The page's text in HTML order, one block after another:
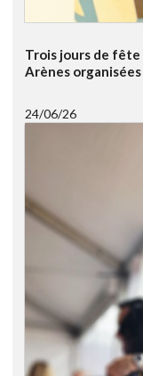
Trois jours de fête
Arènes
24/06/26